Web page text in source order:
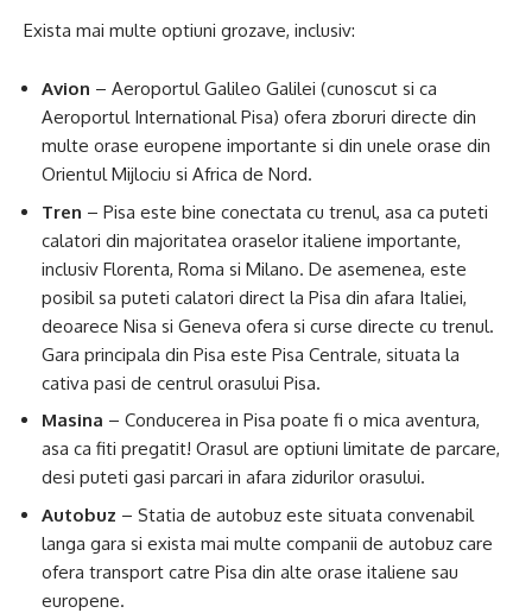
Exista mai multe optiuni grozave, inclusiv:
Avion – Aeroportul Galileo Galilei (cunoscut si ca
Aeroportul International Pisa) ofera zboruri directe din
multe orase europene importante si din unele orase din
Orientul Mijlociu si Africa de Nord.
Tren – Pisa este bine conectata cu trenul, asa ca puteti
calatori din majoritatea oraselor italiene importante,
inclusiv Florenta, Roma si Milano. De asemenea, este
posibil sa puteti calatori direct la Pisa din afara Italiei,
deoarece Nisa si Geneva ofera si curse directe cu trenul.
Gara principala din Pisa este Pisa Centrale, situata la
cativa pasi de centrul orasului Pisa.
Masina – Conducerea in Pisa poate fi o mica aventura,
asa ca fiti pregatit! Orasul are optiuni limitate de parcare,
desi puteti gasi parcari in afara zidurilor orasului.
Autobuz – Statia de autobuz este situata convenabil
langa gara si exista mai multe companii de autobuz care
ofera transport catre Pisa din alte orase italiene sau
europene.